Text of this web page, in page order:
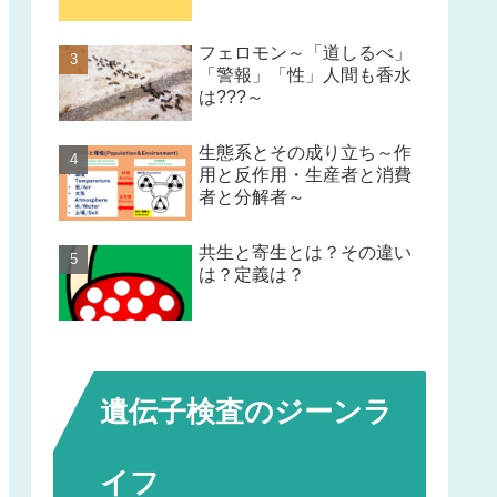
フェロモン～「道しるべ」
「警報」「性」人間も香水
は???～
生態系とその成り立ち～作
用と反作用・生産者と消費
者と分解者～
共生と寄生とは？その違い
は？定義は？
遺伝子検査のジーンラ
イフ